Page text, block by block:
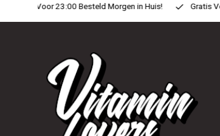
Gratis Verzonden vanaf € 20,- Zondag